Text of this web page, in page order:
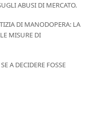
ABUSI DI MERCATO.
DI MANODOPERA: LA
MISURE DI
A DECIDERE FOSSE